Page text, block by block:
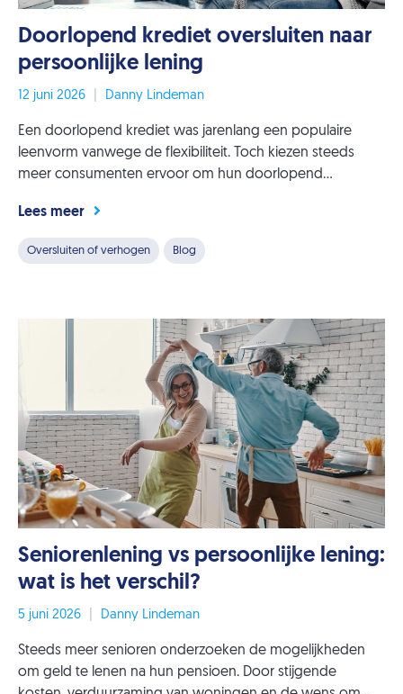
Doorlopend krediet oversluiten naar
persoonlijke lening
12 juni 2026 Danny Lindeman
Een doorlopend krediet was jarenlang een populaire
leenvorm vanwege de flexibiliteit. Toch kiezen steeds
meer consumenten ervoor om hun doorlopend...
Lees meer
Oversluiten of verhogen Blog
Seniorenlening vs persoonlijke lening:
wat is het verschil?
5 juni 2026 Danny Lindeman
Steeds meer senioren onderzoeken de mogelijkheden
om geld te lenen na hun pensioen. Door stijgende